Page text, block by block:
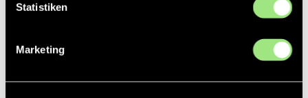
Statistiken
Marketing